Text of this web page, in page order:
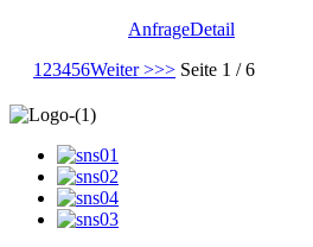
AnfrageDetail
1 23456Weiter >>> Seite 1 / 6